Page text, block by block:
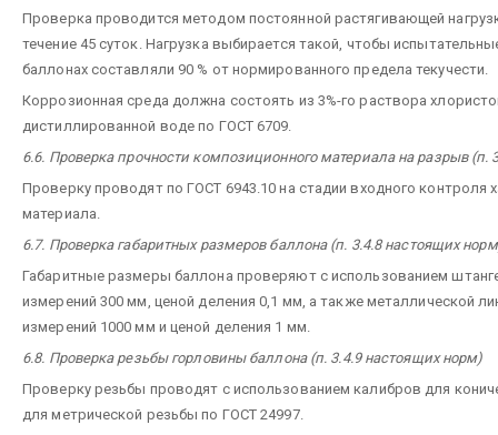
Проверка проводится методом постоянной растягивающей
течение 45 суток. Нагрузка выбирается такой, чтобы
баллонах составляли 90 % от нормированного предела текучести.
Коррозионная среда должна состоять из 3%-го раствора
дистиллированной воде по ГОСТ 6709.
6.6. Проверка прочности композиционного материала на разрыв (п.
Проверку проводят по ГОСТ 6943.10 на стадии входного контроля
материала.
6.7. Проверка габаритных размеров баллона (п. 3.4.8 настоящих
Габаритные размеры баллона проверяют с использованием
измерений 300 мм, ценой деления 0,1 мм, а также металлической
измерений 1000 мм и ценой деления 1 мм.
6.8. Проверка резьбы горловины баллона (п. 3.4.9 настоящих норм)
Проверку резьбы проводят с использованием калибров для
для метрической резьбы по ГОСТ 24997.